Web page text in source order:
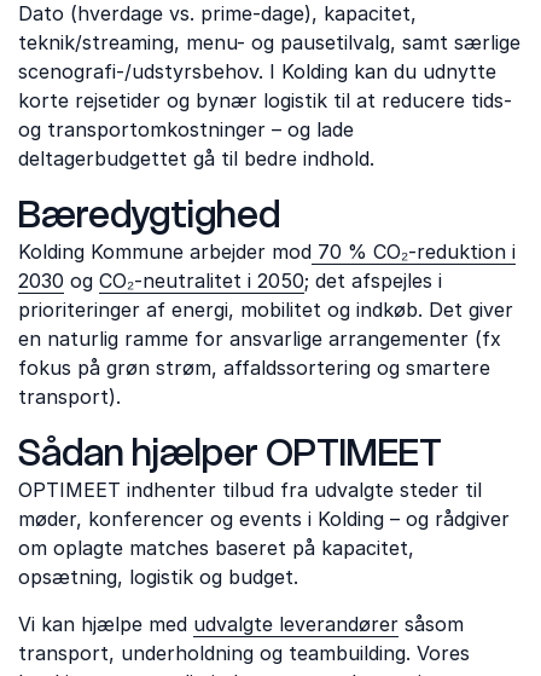
Dato (hverdage vs. prime-dage), kapacitet,
teknik/streaming, menu- og pausetilvalg, samt særlige
scenografi-/udstyrsbehov. I Kolding kan du udnytte
korte rejsetider og bynær logistik til at reducere tids-
og transportomkostninger – og lade
deltagerbudgettet gå til bedre indhold.
Bæredygtighed
Kolding Kommune arbejder mod 70 % CO₂-reduktion i
2030 og CO₂-neutralitet i 2050; det afspejles i
prioriteringer af energi, mobilitet og indkøb. Det giver
en naturlig ramme for ansvarlige arrangementer (fx
fokus på grøn strøm, affaldssortering og smartere
transport).
Sådan hjælper OPTIMEET
OPTIMEET indhenter tilbud fra udvalgte steder til
møder, konferencer og events i Kolding – og rådgiver
om oplagte matches baseret på kapacitet,
opsætning, logistik og budget.
Vi kan hjælpe med udvalgte leverandører såsom
transport, underholdning og teambuilding. Vores